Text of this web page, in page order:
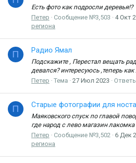
Есть фото как подросли деревья!?
Петер
Сообщение №3,503 4 Окт
региона
П Радио Ямал
Подскажите , Перестал вещать
девался? интересуюсь ,теперь
Петер
Тема 27 Июл 2023
П Старые фотографии для
Маяковского спуск по главой
где народ с лево магазин лакомка
Петер
Сообщение №3,502 6 Дек
региона